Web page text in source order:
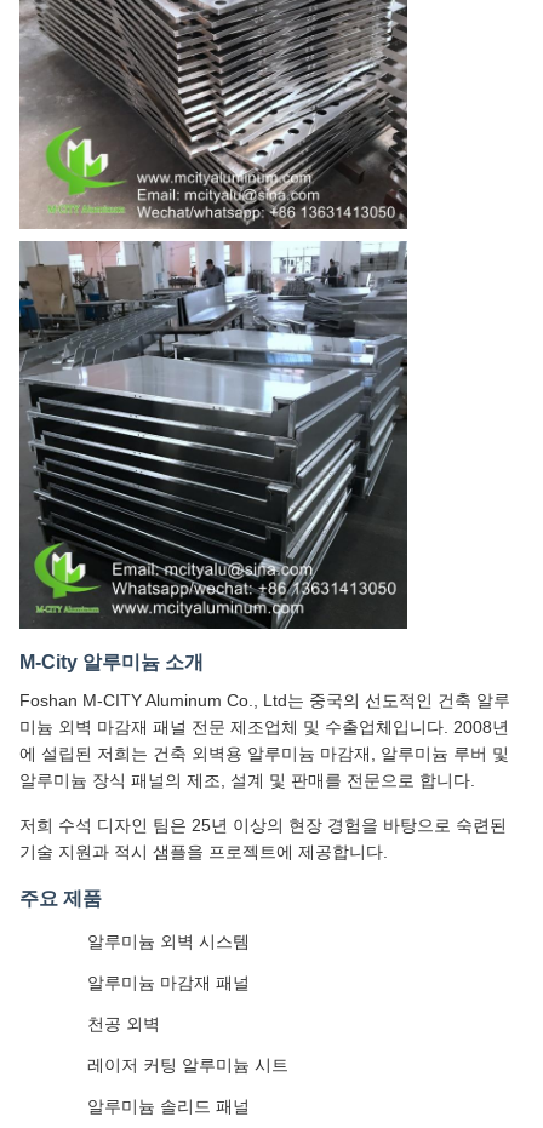
M-City 알루미늄 소개
Foshan M-CITY Aluminum Co., Ltd는 중국의 선도적인 건축 알루
미늄 외벽 마감재 패널 전문 제조업체 및 수출업체입니다. 2008년
에 설립된 저희는 건축 외벽용 알루미늄 마감재, 알루미늄 루버 및
알루미늄 장식 패널의 제조, 설계 및 판매를 전문으로 합니다.
저희 수석 디자인 팀은 25년 이상의 현장 경험을 바탕으로 숙련된
기술 지원과 적시 샘플을 프로젝트에 제공합니다.
주요 제품
알루미늄 외벽 시스템
알루미늄 마감재 패널
천공 외벽
레이저 커팅 알루미늄 시트
알루미늄 솔리드 패널